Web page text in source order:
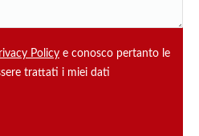
Policy e conosco pertanto le
trattati i miei dati